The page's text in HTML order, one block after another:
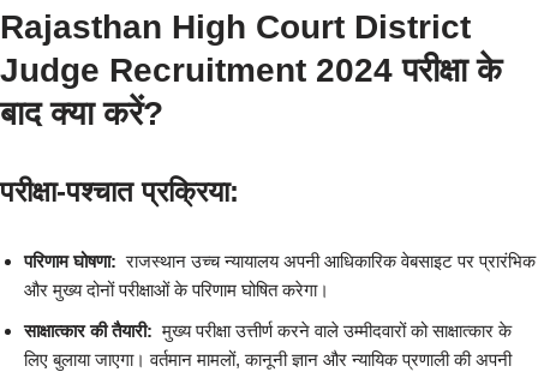
Rajasthan High Court District
Judge Recruitment 2024 परीक्षा के
बाद क्या करें?
परीक्षा-पश्चात प्रक्रिया:
परिणाम घोषणा: राजस्थान उच्च न्यायालय अपनी आधिकारिक वेबसाइट पर प्रारंभिक
और मुख्य दोनों परीक्षाओं के परिणाम घोषित करेगा।
साक्षात्कार की तैयारी: मुख्य परीक्षा उत्तीर्ण करने वाले उम्मीदवारों को साक्षात्कार के
लिए बुलाया जाएगा। वर्तमान मामलों, कानूनी ज्ञान और न्यायिक प्रणाली की अपनी